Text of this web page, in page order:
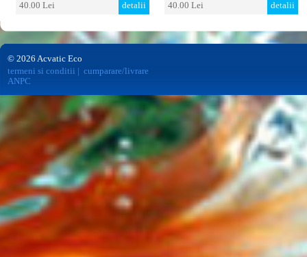
40.00 Lei detalii 40.00 Lei detalii
© 2026 Acvatic Eco
termeni si conditii
cumparare/livrare
ANPC